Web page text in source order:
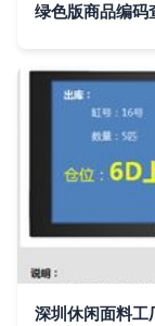
绿色版商品编码
深圳休闲面料工